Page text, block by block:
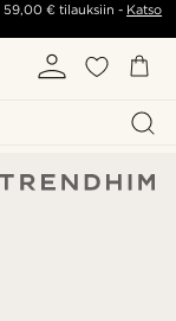
59,00 €tilauksiin - Katso